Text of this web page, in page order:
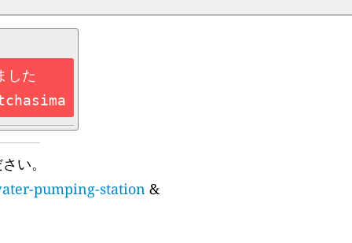
した
い。
pumping-station &